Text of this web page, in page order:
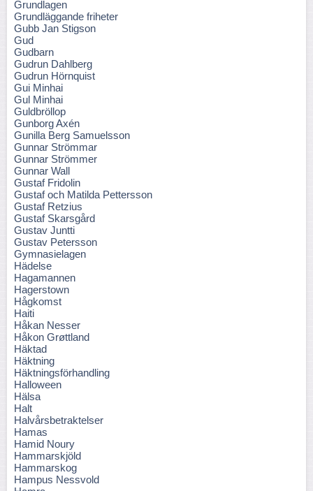
Grundlagen
Grundläggande friheter
Gubb Jan Stigson
Gud
Gudbarn
Gudrun Dahlberg
Gudrun Hörnquist
Gui Minhai
Gul Minhai
Guldbröllop
Gunborg Axén
Gunilla Berg Samuelsson
Gunnar Strömmar
Gunnar Strömmer
Gunnar Wall
Gustaf Fridolin
Gustaf och Matilda Pettersson
Gustaf Retzius
Gustaf Skarsgård
Gustav Juntti
Gustav Petersson
Gymnasielagen
Hädelse
Hagamannen
Hagerstown
Hågkomst
Haiti
Håkan Nesser
Håkon Grøttland
Häktad
Häktning
Häktningsförhandling
Halloween
Hälsa
Halt
Halvårsbetraktelser
Hamas
Hamid Noury
Hammarskjöld
Hammarskog
Hampus Nessvold